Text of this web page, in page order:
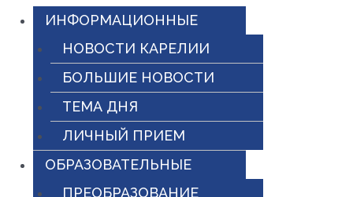
ИНФОРМАЦИОННЫЕ
НОВОСТИ КАРЕЛИИ
БОЛЬШИЕ НОВОСТИ
ТЕМА ДНЯ
ЛИЧНЫЙ ПРИЕМ
ОБРАЗОВАТЕЛЬНЫЕ
ПРЕОБРАЗОВАНИЕ